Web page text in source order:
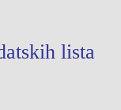
lista